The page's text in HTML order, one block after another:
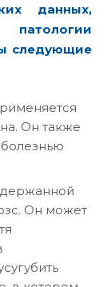
данных,
следующие
Он также
Он может